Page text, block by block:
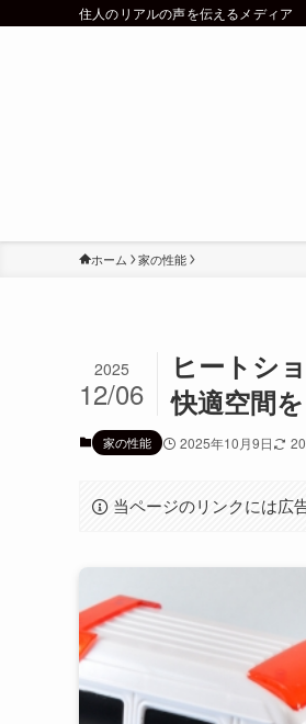
住人のリアルの声を伝えるメディア
ホーム 家の性能
ヒートシ
快適空間を
2025
12/06
家の性能 2025年10月9日
当ページのリンクには広